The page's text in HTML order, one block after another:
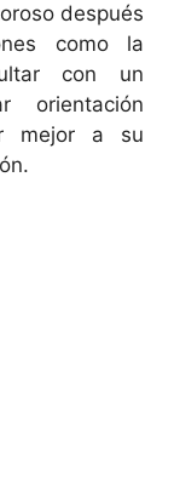
después
como la
con un
orientación
mejor a su